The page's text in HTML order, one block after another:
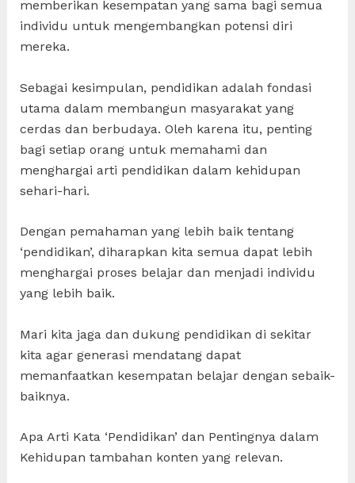
memberikan kesempatan yang sama bagi semua
individu untuk mengembangkan potensi diri
mereka.
Sebagai kesimpulan, pendidikan adalah fondasi
utama dalam membangun masyarakat yang
cerdas dan berbudaya. Oleh karena itu, penting
bagi setiap orang untuk memahami dan
menghargai arti pendidikan dalam kehidupan
sehari-hari.
Dengan pemahaman yang lebih baik tentang
‘pendidikan’, diharapkan kita semua dapat lebih
menghargai proses belajar dan menjadi individu
yang lebih baik.
Mari kita jaga dan dukung pendidikan di sekitar
kita agar generasi mendatang dapat
memanfaatkan kesempatan belajar dengan sebaik-
baiknya.
Apa Arti Kata ‘Pendidikan’ dan Pentingnya dalam
Kehidupan tambahan konten yang relevan.